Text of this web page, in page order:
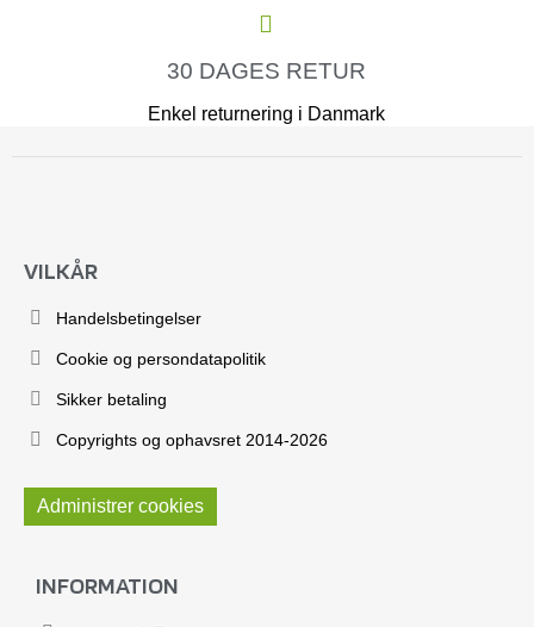
30 DAGES RETUR
Enkel returnering i Danmark
VILKÅR
Handelsbetingelser
Cookie og persondatapolitik
Sikker betaling
Copyrights og ophavsret 2014-2026
Administrer cookies
INFORMATION